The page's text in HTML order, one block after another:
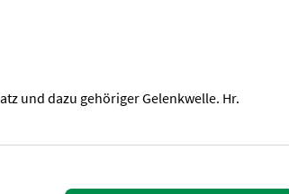
und dazu gehöriger Gelenkwelle. Hr.
und dazu gehöriger Gelenkwelle. Hr.